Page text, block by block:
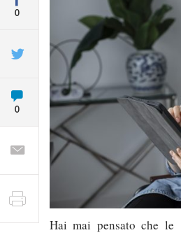
0
0
Hai mai pensato che le